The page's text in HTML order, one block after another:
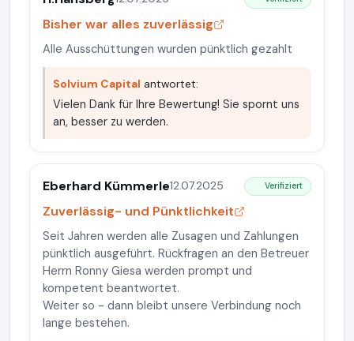
Bisher war alles zuverlässig
Alle Ausschüttungen wurden pünktlich gezahlt
Solvium Capital antwortet:
Vielen Dank für Ihre Bewertung! Sie spornt uns
an, besser zu werden.
Eberhard Kümmerle12.07.2025 Verifiziert
Zuverlässig- und Pünktlichkeit
Seit Jahren werden alle Zusagen und Zahlungen
pünktlich ausgeführt. Rückfragen an den Betreuer
Herrn Ronny Giesa werden prompt und
kompetent beantwortet.
Weiter so - dann bleibt unsere Verbindung noch
lange bestehen.